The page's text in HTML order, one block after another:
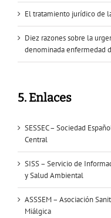
El tratamiento jurídico de
Diez razones sobre la
denominada enfermedad
5. Enlaces
SESSEC – Sociedad
Central
SISS – Servicio de
y Salud Ambiental
ASSSEM – Asociación
Miálgica